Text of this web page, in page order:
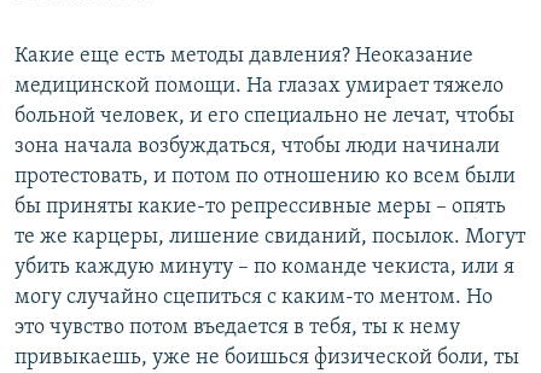
Какие еще есть методы давления? Неоказание
медицинской помощи. На глазах умирает тяжело
больной человек, и его специально не лечат, чтобы
зона начала возбуждаться, чтобы люди начинали
протестовать, и потом по отношению ко всем были
бы приняты какие-то репрессивные меры – опять
те же карцеры, лишение свиданий, посылок. Могут
убить каждую минуту – по команде чекиста, или я
могу случайно сцепиться с каким-то ментом. Но
это чувство потом въедается в тебя, ты к нему
привыкаешь, уже не боишься физической боли, ты